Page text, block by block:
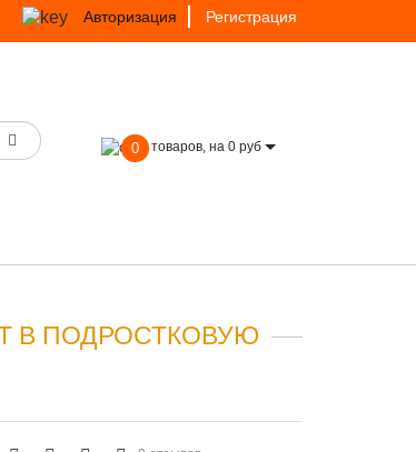
Авторизация Регистрация
0 товаров, на 0 руб
В ПОДРОСТКОВУЮ